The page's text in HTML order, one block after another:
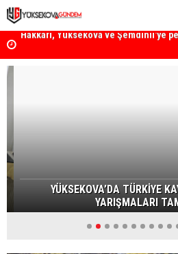
Yüksekova Ziraat Odası'ndan
YÜKSEKOVA’DA TÜRKİYE
YARIŞMALARI